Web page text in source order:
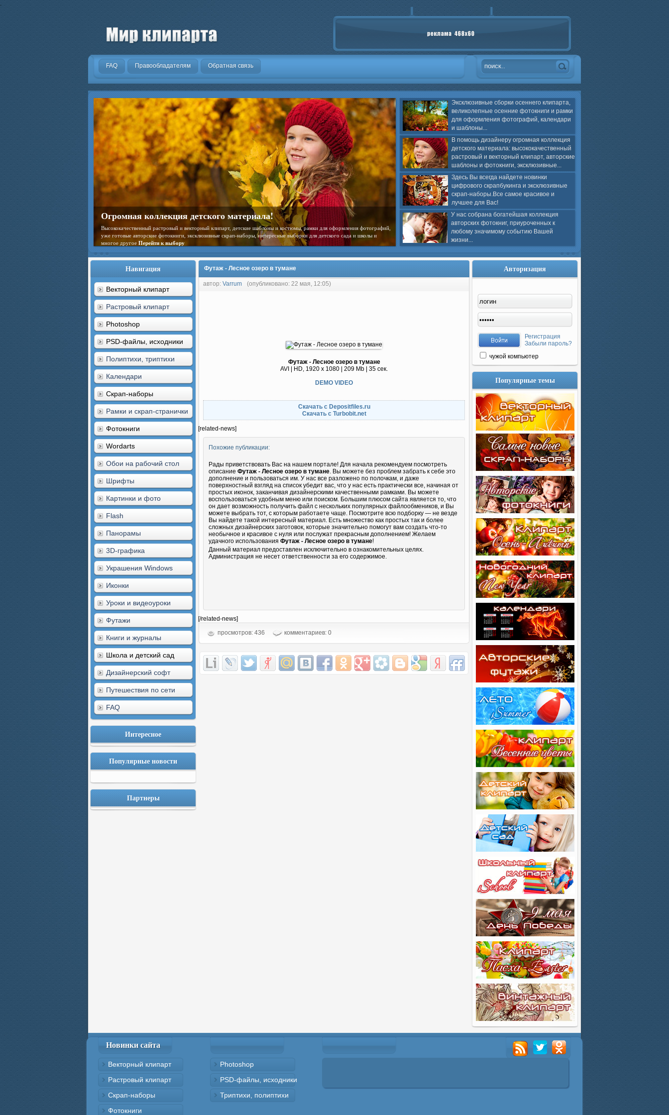
.
FAQ Правообладателям Обратная связь
Эксклюзивные сборки осеннего клипарта,
великолепные осенние фотокниги и рамки
для оформления фотографий, календари
и шаблоны...
В помощь дизайнеру огромная коллекция
детского материала: высококачественный
растровый и векторный клипарт, авторские
шаблоны и фотокниги, эксклюзивные...
Здесь Вы всегда найдете новинки
цифрового скрапбукинга и эксклюзивные
скрап-наборы.Все самое красивое и
лучшее для Вас!
У нас собрана богатейшая коллекция
авторских фотокниг, приуроченных к
любому значимому событию Вашей
жизни...
Огромная коллекция детского материала!
Высококачественный растровый и векторный клипарт, детские шаблоны и костюмы, рамки для оформления фотографий,
уже готовые авторские фотокниги, эксклюзивные скрап-наборы, интересные выборки для детского сада и школы и
многое другое Перейти к выбору
Навигация
Векторный клипарт
Растровый клипарт
Photoshop
PSD-файлы, исходники
Полиптихи, триптихи
Календари
Скрап-наборы
Рамки и скрап-странички
Фотокниги
Wordarts
Обои на рабочий стол
Шрифты
Картинки и фото
Flash
Панорамы
3D-графика
Украшения Windows
Иконки
Уроки и видеоуроки
Футажи
Книги и журналы
Школа и детский сад
Дизайнерский софт
Путешествия по сети
FAQ
Интересное
Популярные новости
Партнеры
Футаж - Лесное озеро в тумане
автор: Varrum (опубликовано: 22 мая, 12:05)
Футаж - Лесное озеро в тумане
AVI | HD, 1920 x 1080 | 209 Mb | 35 сек.
DEMO VIDEO
Скачать с Depositfiles.ru
Скачать с Turbobit.net
[related-news]
Похожие публикации:
Рады приветствовать Вас на нашем портале! Для начала рекомендуем посмотреть
описание Футаж - Лесное озеро в тумане. Вы можете без проблем забрать к себе это
дополнение и пользоваться им. У нас все разложено по полочкам, и даже
поверхностный взгляд на список убедит вас, что у нас есть практически все, начиная от
простых иконок, заканчивая дизайнерскими качественными рамками. Вы можете
воспользоваться удобным меню или поиском. Большим плюсом сайта является то, что
он дает возможность получить файл с нескольких популярных файлообмеников, и Вы
можете выбрать тот, с которым работаете чаще. Посмотрите всю подборку — не везде
Вы найдете такой интересный материал. Есть множество как простых так и более
сложных дизайнерских заготовок, которые значительно помогут вам создать что-то
необычное и красивое с нуля или послужат прекрасным дополнением! Желаем
удачного использования Футаж - Лесное озеро в тумане!
Данный материал предоставлен исключительно в ознакомительных целях.
Администрация не несет ответственности за его содержимое.
[/related-news]
просмотров: 436
комментариев: 0
Авторизация
Регистрация
Забыли пароль?
чужой компьютер
Популярные темы
Новинки сайта
Векторный клипарт
Растровый клипарт
Скрап-наборы
Фотокниги
Photoshop
PSD-файлы, исходники
Триптихи, полиптихи